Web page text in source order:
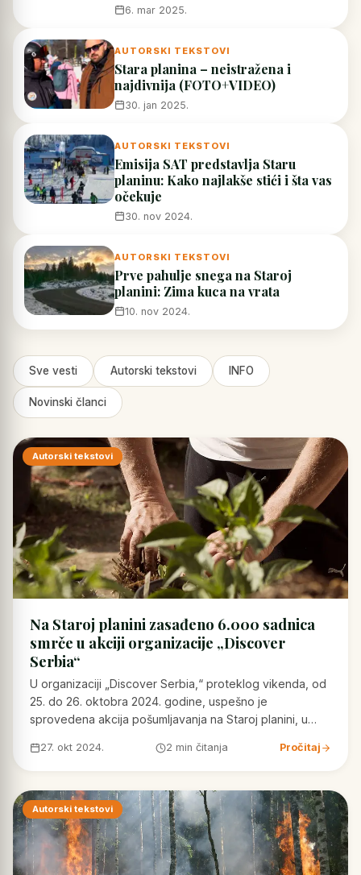
6. mar 2025.
AUTORSKI TEKSTOVI
Stara planina – neistražena i
najdivnija (FOTO+VIDEO)
30. jan 2025.
AUTORSKI TEKSTOVI
Emisija SAT predstavlja Staru
planinu: Kako najlakše stići i šta vas
očekuje
30. nov 2024.
AUTORSKI TEKSTOVI
Prve pahulje snega na Staroj
planini: Zima kuca na vrata
10. nov 2024.
Sve vesti Autorski tekstovi INFO
Novinski članci
Autorski tekstovi
Na Staroj planini zasađeno 6.000 sadnica
smrče u akciji organizacije „Discover
Serbia“
U organizaciji „Discover Serbia,“ proteklog vikenda, od
25. do 26. oktobra 2024. godine, uspešno je
sprovedena akcija pošumljavanja na Staroj planini, u…
27. okt 2024. 2 min čitanja Pročitaj
Autorski tekstovi